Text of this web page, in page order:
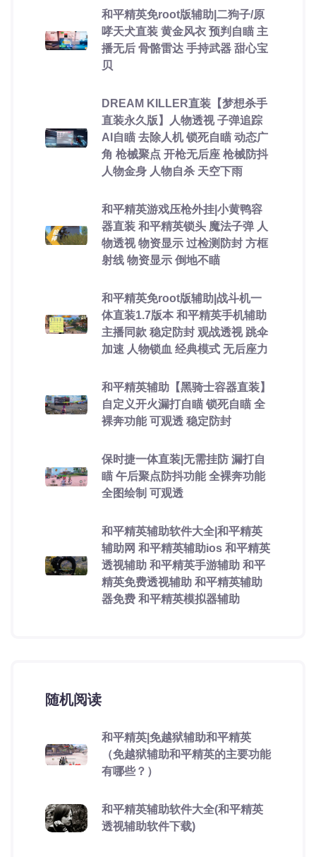
和平精英免root版辅助|二狗子/原
哮天犬直装 黄金风衣 预判自瞄 主
播无后 骨骼雷达 手持武器 甜心宝
贝
DREAM KILLER直装【梦想杀手
直装永久版】人物透视 子弹追踪
AI自瞄 去除人机 锁死自瞄 动态广
角 枪械聚点 开枪无后座 枪械防抖
人物金身 人物自杀 天空下雨
和平精英游戏压枪外挂|小黄鸭容
器直装 和平精英锁头 魔法子弹 人
物透视 物资显示 过检测防封 方框
射线 物资显示 倒地不瞄
和平精英免root版辅助|战斗机一
体直装1.7版本 和平精英手机辅助
主播同款 稳定防封 观战透视 跳伞
加速 人物锁血 经典模式 无后座力
和平精英辅助【黑骑士容器直装】
自定义开火漏打自瞄 锁死自瞄 全
裸奔功能 可观透 稳定防封
保时捷一体直装|无需挂防 漏打自
瞄 午后聚点防抖功能 全裸奔功能
全图绘制 可观透
和平精英辅助软件大全|和平精英
辅助网 和平精英辅助ios 和平精英
透视辅助 和平精英手游辅助 和平
精英免费透视辅助 和平精英辅助
器免费 和平精英模拟器辅助
随机阅读
和平精英|免越狱辅助和平精英
（免越狱辅助和平精英的主要功能
有哪些？）
和平精英辅助软件大全(和平精英
透视辅助软件下载)